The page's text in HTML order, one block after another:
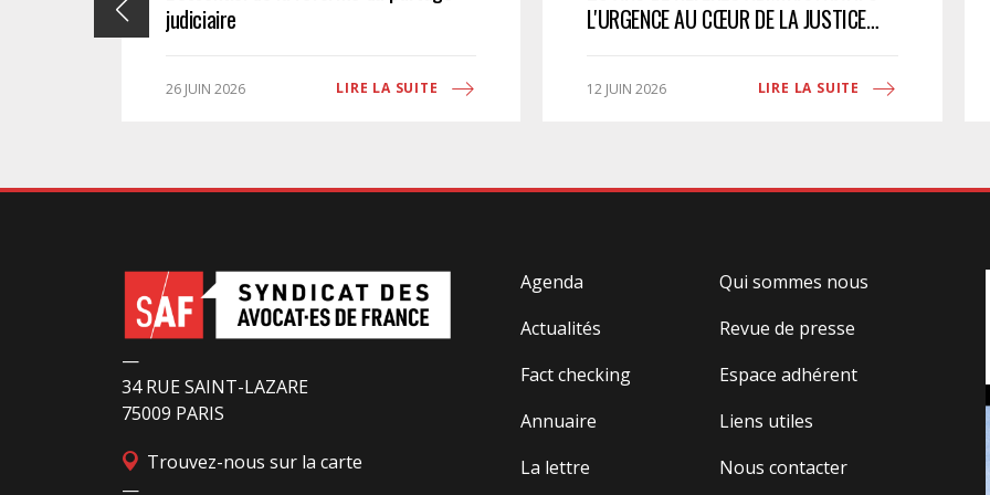
judiciaire
26 JUIN 2026 LIRE LA SUITE
L'URGENCE AU CŒUR DE LA JUSTICE
12 JUIN 2026 LIRE LA SUITE
—
34 RUE SAINT-LAZARE
75009 PARIS
Trouvez-nous sur la carte
—
Agenda
Actualités
Fact checking
Annuaire
La lettre
Qui sommes nous
Revue de presse
Espace adhérent
Liens utiles
Nous contacter